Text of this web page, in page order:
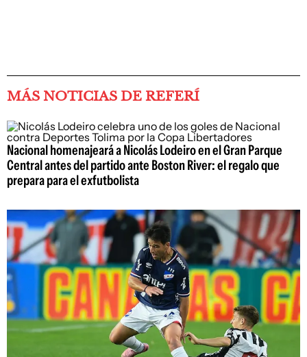
MÁS NOTICIAS DE REFERÍ
Nacional homenajeará a Nicolás Lodeiro en el Gran Parque
Central antes del partido ante Boston River: el regalo que
prepara para el exfutbolista